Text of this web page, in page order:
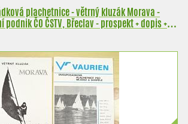
plachetnice - větrný kluzák Morava -
ČO ČSTV, Břeclav - prospekt + dopis +